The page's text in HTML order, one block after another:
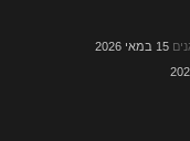
15 במאי 2026